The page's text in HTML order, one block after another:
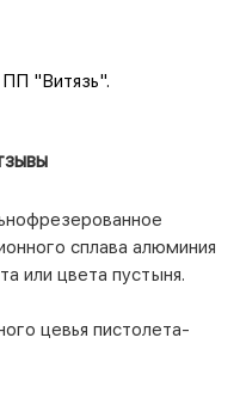
"Витязь".
сплава алюминия
или цвета пустыня.
цевья пистолета-